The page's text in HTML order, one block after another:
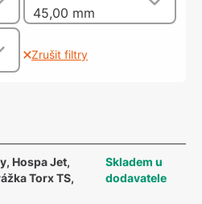
45,00 mm
Zrušit filtry
Hospa Jet,
Torx TS,
Skladem u
dodavatele